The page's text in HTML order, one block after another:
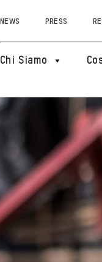
NEWS PRESS
Chi Siamo